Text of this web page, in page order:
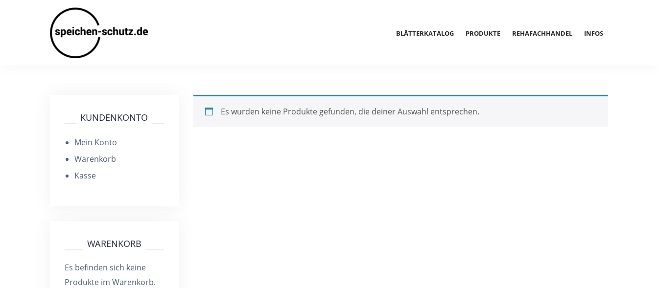
BLÄTTERKATALOG PRODUKTE REHAFACHHANDEL INFOS
Es wurden keine Produkte gefunden, die deiner Auswahl entsprechen.
KUNDENKONTO
Mein Konto
Warenkorb
Kasse
WARENKORB
Es befinden sich keine
Produkte im Warenkorb.